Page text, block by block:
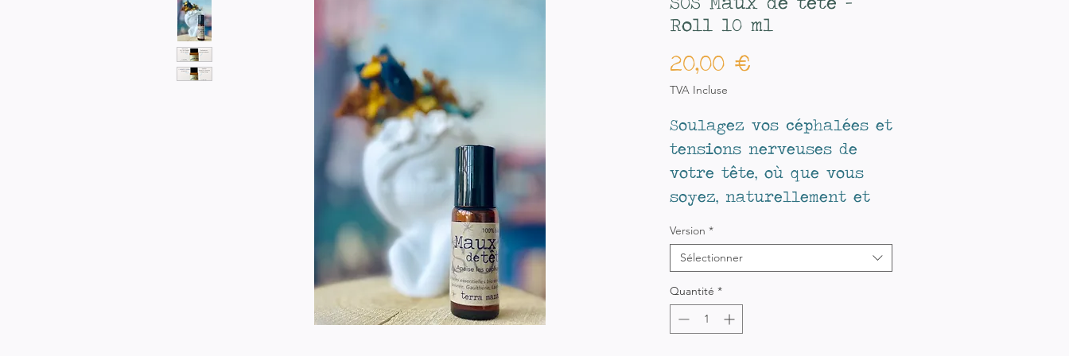
Roll 10 ml
20,00 €
TVA Incluse
Soulagez vos céphalées et
tensions nerveuses de
votre tête, où que vous
soyez, naturellement et
Version *
Sélectionner
Quantité *